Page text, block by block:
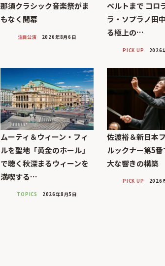
那須クラシック音楽祭がま
もなく開幕
注目公演 2026年8月6日
ベルトまで コロ
ラ・ソプラノ田
る極上の…
PICK UP 2026
ムーティ＆ウィーン・フィ
ルを聖地「黄金のホール」
で聴く秋深まるウィーンを
満喫する…
TOPICS 2026年8月5日
佐渡裕＆新日本
ルックナー第5
大な響きの構築
PICK UP 2026